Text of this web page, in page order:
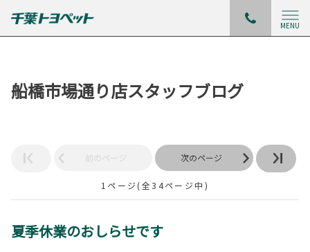
MENU
船橋市場通り店スタッフブログ
前のページ 次のページ
1ページ(全34ページ中)
夏季休業のおしらせです